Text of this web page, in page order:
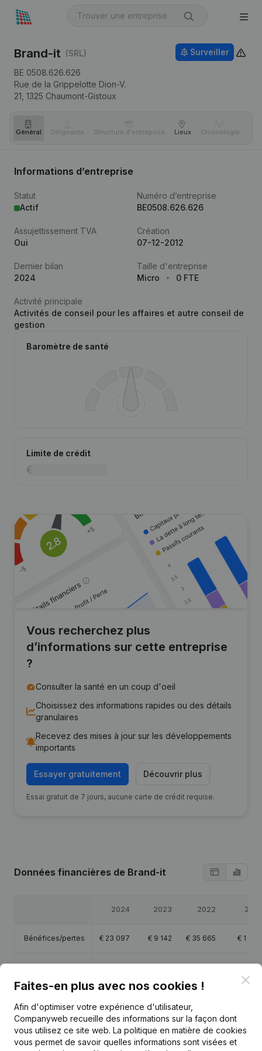
Brand-it (SRL)
BE 0508.626.626
Rue de la Grippelotte Dion-V.
21, 1325 Chaumont-Gistoux
Surveiller
Général Dirigeants Structure d'entreprise Lieux Chronologie
Informations d’entreprise
Statut
Actif
Numéro d’entreprise
BE0508.626.626
Assujettissement TVA
Oui
Création
07-12-2012
Dernier bilan
2024
Taille d'entreprise
Micro
0 FTE
Activité principale
Activités de conseil pour les affaires et autre conseil de
gestion
Baromètre de santé
Limite de crédit
Vous recherchez plus
d’informations sur cette entreprise
?
Consulter la santé en un coup d'oeil
Choisissez des informations rapides ou des détails
granulaires
Recevez des mises à jour sur les développements
importants
Essayer gratuitement Découvrir plus
Essai gratuit de 7 jours, aucune carte de crédit requise.
Données financières de Brand-it
2024 2023 2022 2021
Bénéfices/pertes € 23 097 € 9 142 € 35 665 € 1 774
-26 581
Faites-en plus avec nos cookies !
Afin d'optimiser votre expérience d'utilisateur,
Companyweb recueille des informations sur la façon dont
vous utilisez ce site web. La politique en matière de cookies
vous permet de savoir quelles informations sont visées et